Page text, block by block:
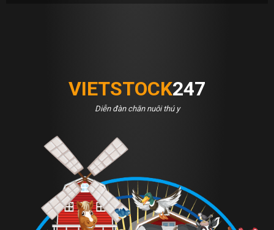
VIETSTOCK247
Diễn đàn chăn nuôi thú y